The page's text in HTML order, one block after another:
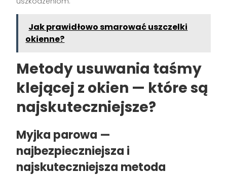
Jak prawidłowo smarować uszczelki
okienne?
Metody usuwania taśmy
klejącej z okien — które są
najskuteczniejsze?
Myjka parowa —
najbezpieczniejsza i
najskuteczniejsza metoda